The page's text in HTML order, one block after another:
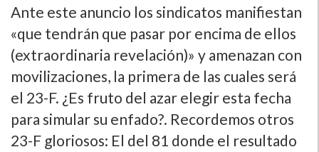
Ante este anuncio los sindicatos manifiestan
«que tendrán que pasar por encima de ellos
(extraordinaria revelación)» y amenazan con
movilizaciones, la primera de las cuales será
el 23-F. ¿Es fruto del azar elegir esta fecha
para simular su enfado?. Recordemos otros
23-F gloriosos: El del 81 donde el resultado